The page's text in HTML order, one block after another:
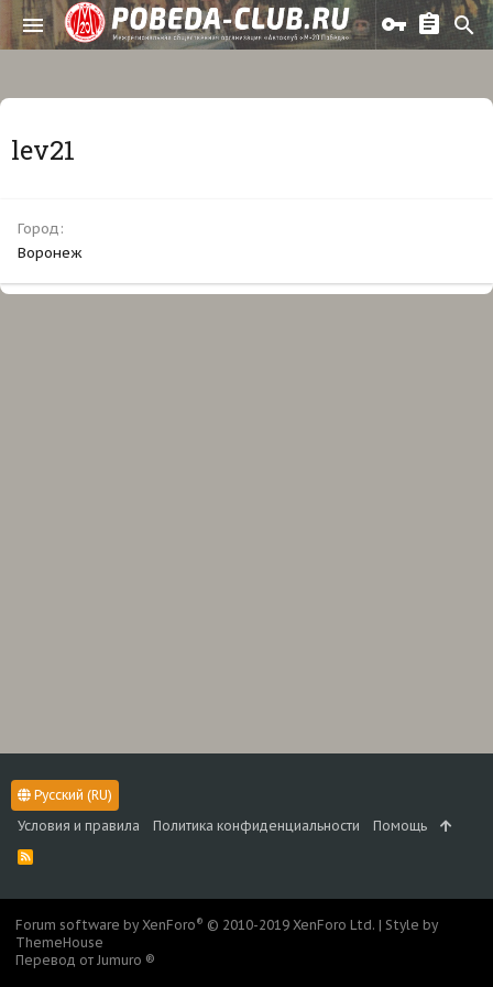
lev21
Город
Воронеж
Русский (RU)
Условия и правила
Политика конфиденциальности Помощь
R
S
Forum software by XenForo® © 2010-2019 XenForo Ltd. | Style by
ThemeHouse
Перевод от Jumuro ®